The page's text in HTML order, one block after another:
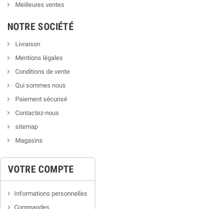
Meilleures ventes
NOTRE SOCIÉTÉ
Livraison
Mentions légales
Conditions de vente
Qui sommes nous
Paiement sécurisé
Contactez-nous
sitemap
Magasins
VOTRE COMPTE
Informations personnelles
Commandes